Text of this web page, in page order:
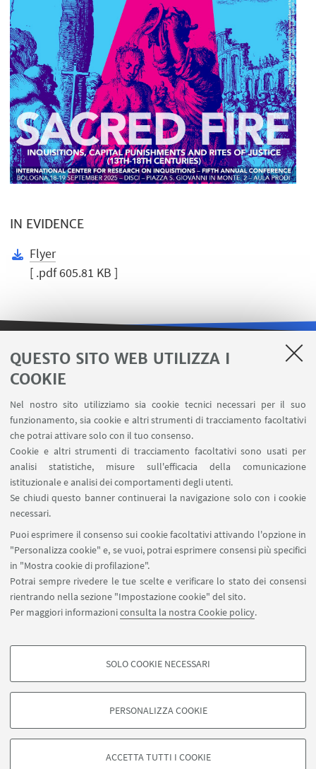
QUESTO SITO WEB UTILIZZA I
COOKIE
Nel nostro sito utilizziamo sia cookie tecnici necessari per il suo
funzionamento, sia cookie e altri strumenti di tracciamento facoltativi
che potrai attivare solo con il tuo consenso.
Cookie e altri strumenti di tracciamento facoltativi sono usati per
analisi statistiche, misure sull'efficacia della comunicazione
istituzionale e analisi dei comportamenti degli utenti.
Se chiudi questo banner continuerai la navigazione solo con i cookie
necessari.
Puoi esprimere il consenso sui cookie facoltativi attivando l'opzione in
"Personalizza cookie" e, se vuoi, potrai esprimere consensi più specifici
in "Mostra cookie di profilazione".
Potrai sempre rivedere le tue scelte e verificare lo stato dei consensi
rientrando nella sezione "Impostazione cookie" del sito.
Per maggiori informazioniconsulta la nostra Cookie policy.
COOKIE DI PROFILAZIONE - FACOLTATIVI
degli utenti, creare profili in base al loro comportamento sul sito, per analisi
di marketing.
SOLO COOKIE NECESSARI
PERSONALIZZA COOKIE
ACCETTA TUTTI I COOKIE
IN EVIDENCE
Flyer
[ .pdf 605.81 KB ]
LINK UTILI
Contatti
Carta dei servizi
SEGUI IL DIPARTIMENTO SU:
SEGUI UNIBO SU:
APP:
©Copyright 2026 - ALMA MATER STUDIORUM - Università di
Bologna - Via Zamboni, 33 - 40126 Bologna - PI: 01131710376 - CF:
80007010376
Privacy
Note legali
Informazioni sul sito e accessibilità
Impostazioni Cookie